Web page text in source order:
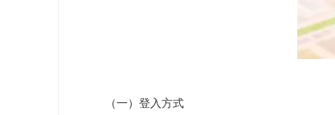
（一）登入方式